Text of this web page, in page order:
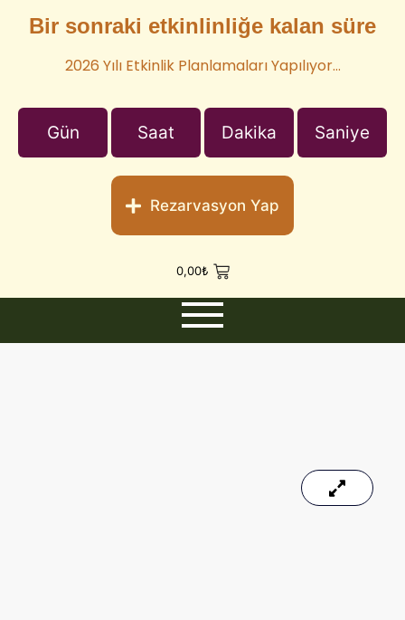
Bir sonraki etkinlinliğe kalan süre
2026 Yılı Etkinlik Planlamaları Yapılıyor…
Gün Saat Dakika Saniye
Rezarvasyon Yap
0,00₺